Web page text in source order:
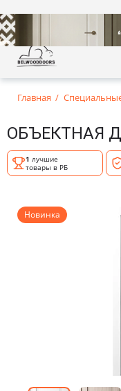
Главная
ОБЪЕКТНАЯ
1 лучшие
товары в РБ
Новинка